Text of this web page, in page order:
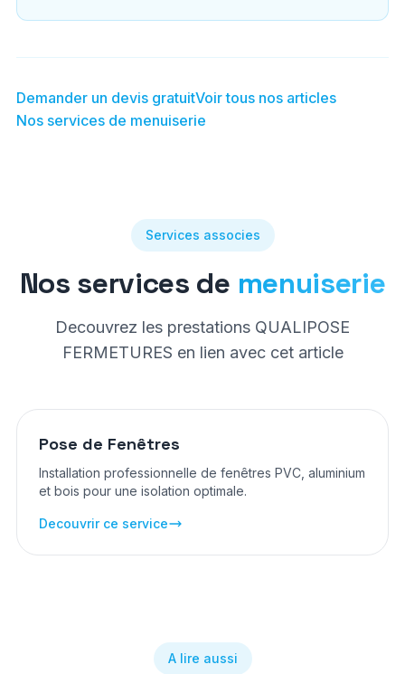
Demander un devis gratuitVoir tous nos articles
Nos services de menuiserie
Services associes
Nos services de menuiserie
Decouvrez les prestations QUALIPOSE
FERMETURES en lien avec cet article
Pose de Fenêtres
Installation professionnelle de fenêtres PVC, aluminium
et bois pour une isolation optimale.
Decouvrir ce service
A lire aussi